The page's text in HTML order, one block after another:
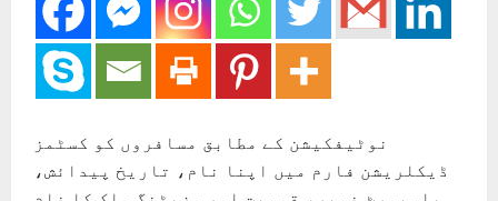
نوٹیفکیشن کے مطابق مسافروں کو کسٹمز
ڈیکلریشن فارم میں اپنا نام، تاریخ پیدائش،